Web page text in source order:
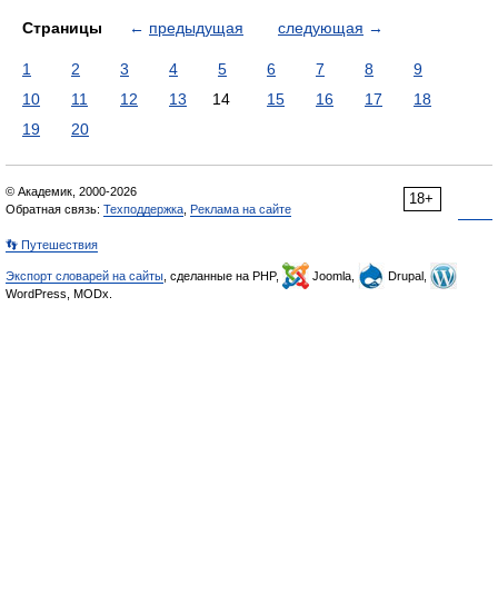
Страницы ← предыдущая следующая →
1 2 3 4 5 6 7 8
9
10
11 12 13 14 15 16 17
18
19
20
18+
© Академик, 2000-2026
Обратная связь: Техподдержка Реклама на сайте
👣 Путешествия
Экспорт словарей на сайты , сделанные на PHP, Joomla,
Drupal,
WordPress, MODx.